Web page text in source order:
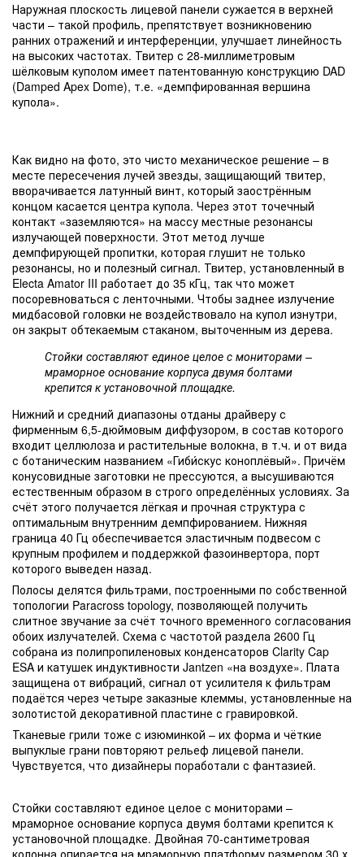
Наружная плоскость лицевой панели сужается в верхней
части – такой профиль, препятствует возникновению
ранних отражений и интерференции, улучшает линейность
на высоких частотах. Твитер с 28-миллиметровым
шёлковым куполом имеет патентованную конструкцию DAD
(Damped Apex Dome), т.е. «демпфированная вершина
купола».
Как видно на фото, это чисто механическое решение – в
месте пересечения лучей звезды, защищающий твитер,
вворачивается латунный винт, который заострённым
концом касается центра купола. Через этот точечный
контакт «заземляются» на массу местные резонансы
излучающей поверхности. Этот метод лучше
демпфирующей пропитки, которая глушит не только
резонансы, но и полезный сигнал. Твитер, установленный в
Electa Amator III работает до 35 кГц, так что может
посоревноваться с ленточными. Чтобы заднее излучение
мидбасовой головки не воздействовало на купол изнутри,
он закрыт обтекаемым стаканом, выточенным из дерева.
Стойки составляют единое целое с мониторами –
мраморное основание корпуса двумя болтами
крепится к установочной площадке.
Нижний и средний диапазоны отданы драйверу с
фирменным 6,5-дюймовым диффузором, в состав которого
входит целлюлоза и растительные волокна, в т.ч. и от вида
с ботаническим названием «Гиби́скус коноплёвый». Причём
конусовидные заготовки не прессуются, а высушиваются
естественным образом в строго определённых условиях. За
счёт этого получается лёгкая и прочная структура с
оптимальным внутренним демпфированием. Нижняя
граница 40 Гц обеспечивается эластичным подвесом с
крупным профилем и поддержкой фазоинвертора, порт
которого выведен назад.
Полосы делятся фильтрами, построенными по собственной
топологии Paracross topology, позволяющей получить
слитное звучание за счёт точного временного согласования
обоих излучателей. Схема с частотой раздела 2600 Гц
собрана из полипропиленовых конденсаторов Clarity Cap
ESA и катушек индуктивности Jantzen «на воздухе». Плата
защищена от вибраций, сигнал от усилителя к фильтрам
подаётся через четыре заказные клеммы, установленные на
золотистой декоративной пластине с гравировкой.
Тканевые грили тоже с изюминкой – их форма и чёткие
выпуклые грани повторяют рельеф лицевой панели.
Чувствуется, что дизайнеры поработали с фантазией.
Стойки составляют единое целое с мониторами –
мраморное основание корпуса двумя болтами крепится к
установочной площадке. Двойная 70-сантиметровая